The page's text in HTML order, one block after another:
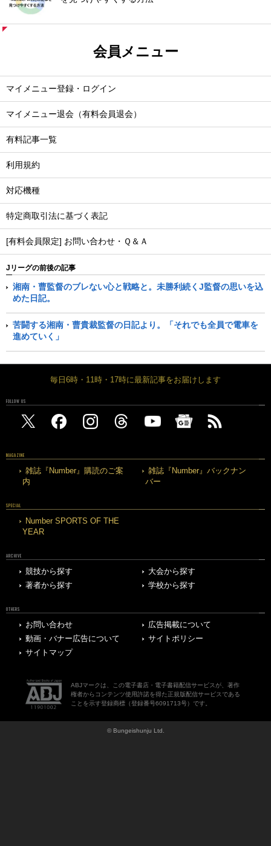
会員メニュー
マイメニュー登録・ログイン
マイメニュー退会（有料会員退会）
有料記事一覧
利用規約
対応機種
特定商取引法に基づく表記
[有料会員限定] お問い合わせ・Ｑ＆Ａ
Jリーグの前後の記事
湘南・曹監督のブレない心と戦略と。未勝利続くJ監督の思いを込
めた日記。
苦闘する湘南・曹貴裁監督の日記より。「それでも全員で電車を
進めていく」
毎日6時・11時・17時に最新記事をお届けします
FOLLOW US
MAGAZINE
雑誌『Number』購読のご案
内
雑誌『Number』バックナン
バー
SPECIAL
Number SPORTS OF THE
YEAR
ARCHIVE
競技から探す
大会から探す
著者から探す
学校から探す
OTHERS
お問い合わせ
広告掲載について
動画・バナー広告について
サイトポリシー
サイトマップ
ABJマークは、この電子書店・電子書籍配信サービスが、著作
権者からコンテンツ使用許諾を得た正規版配信サービスである
ことを示す登録商標（登録番号6091713号）です。
© Bungeishunju Ltd.